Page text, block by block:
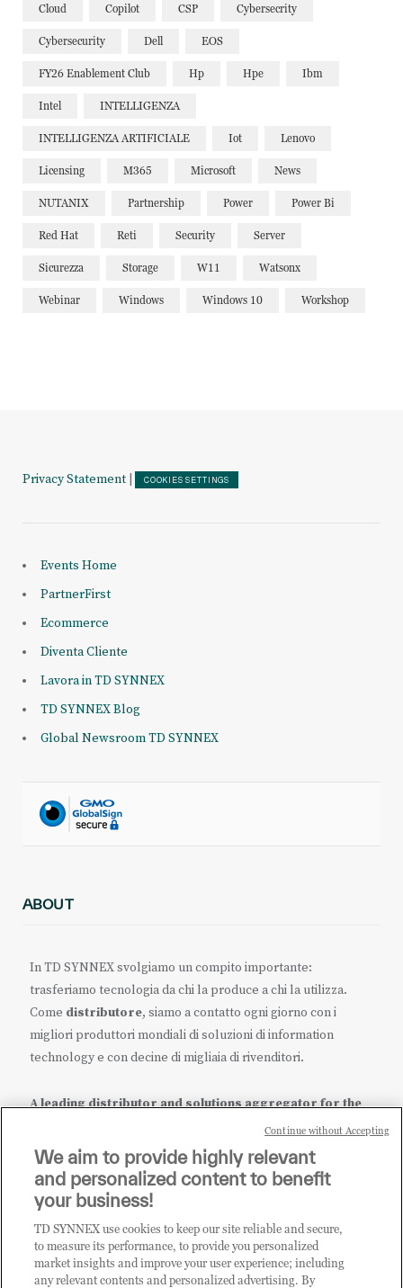
Cloud Copilot CSP Cybersecrity
Cybersecurity Dell EOS
FY26 Enablement Club Hp Hpe Ibm
Intel INTELLIGENZA
INTELLIGENZA ARTIFICIALE Iot Lenovo
Licensing M365 Microsoft News
NUTANIX Partnership Power Power Bi
Red Hat Reti Security Server
Sicurezza Storage W11 Watsonx
Webinar Windows Windows 10 Workshop
Privacy Statement COOKIES SETTINGS
Events Home
PartnerFirst
Ecommerce
Diventa Cliente
Lavora in TD SYNNEX
TD SYNNEX Blog
Global Newsroom TD SYNNEX
ABOUT
In TD SYNNEX svolgiamo un compito importante:
trasferiamo tecnologia da chi la produce a chi la utilizza.
Come distributore, siamo a contatto ogni giorno con i
migliori produttori mondiali di soluzioni di information
technology e con decine di migliaia di rivenditori.
A leading distributor and solutions aggregator for the
it.tdsynnex.com|eu.tdsynnex.com|tdsynnex.com
CATEGORIE
We aim to provide highly relevant
and personalized content to benefit
your business!
TD SYNNEX use cookies to keep our site reliable and secure,
to measure its performance, to provide you personalized
market insights and improve your user experience; including
any relevant contents and personalized advertising. By
Continue without Accepting